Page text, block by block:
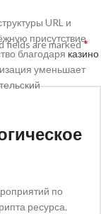
URL и
присутствие
благодаря казино
уменьшает
по
ресурса.
fields are marked*